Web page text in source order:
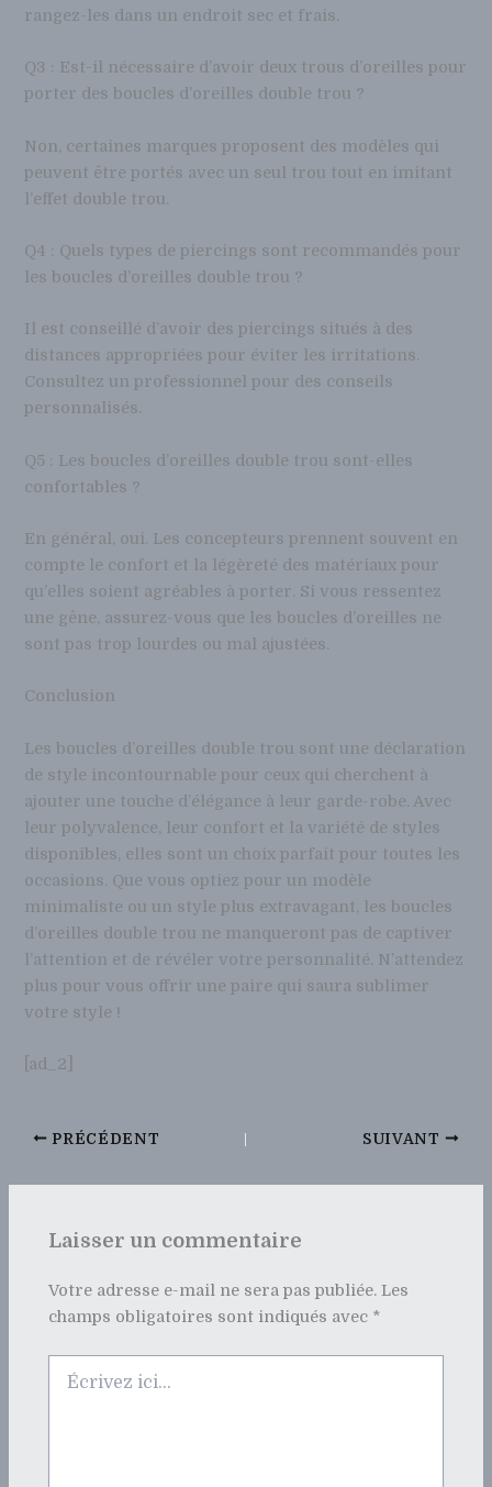
rangez-les dans un endroit sec et frais.
Q3 : Est-il nécessaire d’avoir deux trous d’oreilles pour
porter des boucles d’oreilles double trou ?
Non, certaines marques proposent des modèles qui
peuvent être portés avec un seul trou tout en imitant
l’effet double trou.
Q4 : Quels types de piercings sont recommandés pour
les boucles d’oreilles double trou ?
Il est conseillé d’avoir des piercings situés à des
distances appropriées pour éviter les irritations.
Consultez un professionnel pour des conseils
personnalisés.
Q5 : Les boucles d’oreilles double trou sont-elles
confortables ?
En général, oui. Les concepteurs prennent souvent en
compte le confort et la légèreté des matériaux pour
qu’elles soient agréables à porter. Si vous ressentez
une gêne, assurez-vous que les boucles d’oreilles ne
sont pas trop lourdes ou mal ajustées.
Conclusion
Les boucles d’oreilles double trou sont une déclaration
de style incontournable pour ceux qui cherchent à
ajouter une touche d’élégance à leur garde-robe. Avec
leur polyvalence, leur confort et la variété de styles
disponibles, elles sont un choix parfait pour toutes les
occasions. Que vous optiez pour un modèle
minimaliste ou un style plus extravagant, les boucles
d’oreilles double trou ne manqueront pas de captiver
l’attention et de révéler votre personnalité. N’attendez
plus pour vous offrir une paire qui saura sublimer
votre style !
[ad_2]
PRÉCÉDENT SUIVANT
Laisser un commentaire
Votre adresse e-mail ne sera pas publiée. Les
champs obligatoires sont indiqués avec *
ici…